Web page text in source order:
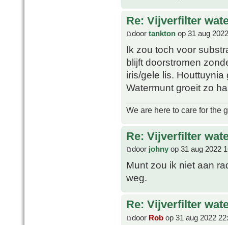
Re: Vijverfilter
door tankton op 31 aug
Ik zou toch voor
blijft doorstromen
iris/gele lis.
Watermunt groeit zo
We are here to care for the
Re: Vijverfilter
door johny op 31 aug 2022
Munt zou ik niet aan
weg.
Re: Vijverfilter
door Rob op 31 aug 2022